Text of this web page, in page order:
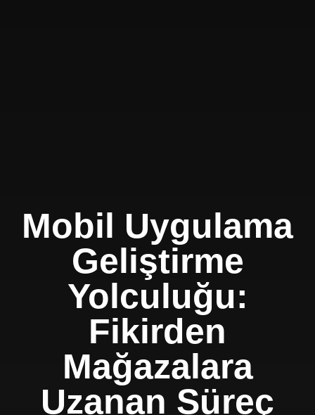
Mobil Uygulama
Geliştirme
Yolculuğu:
Fikirden
Mağazalara
Uzanan Süreç